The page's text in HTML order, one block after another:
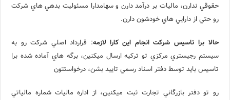
حقوقي ندارن، ماليات بر درآمد دارن و سهامدارا مسئوليت بدهي هاي شركت
رو حتي از دارايي هاي خودشون دارن.
حالا برا تاسيس شركت انجام اين كارا لازمه: قرارداد اصلي شركت رو به
سيستم رجيستري مركزي تو تركيه ارسال ميكنين، برگه هاي آماده شده برا
تاسيس بايد توسط دفتر اسناد رسمي تاييد بشن، درخواستتون
رو تو دفتر بازرگاني تجارت ثبت ميكنين، از اداره ماليات شماره مالياتي